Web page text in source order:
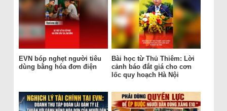
EVN bóp nghẹt người tiêu
dùng bằng hóa đơn điện
Bài học từ Thủ Thiêm: Lời
cảnh báo đắt giá cho cơn
lốc quy hoạch Hà Nội